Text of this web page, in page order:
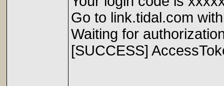
Go to link.tidal.com
Waiting for
[SUCCESS]